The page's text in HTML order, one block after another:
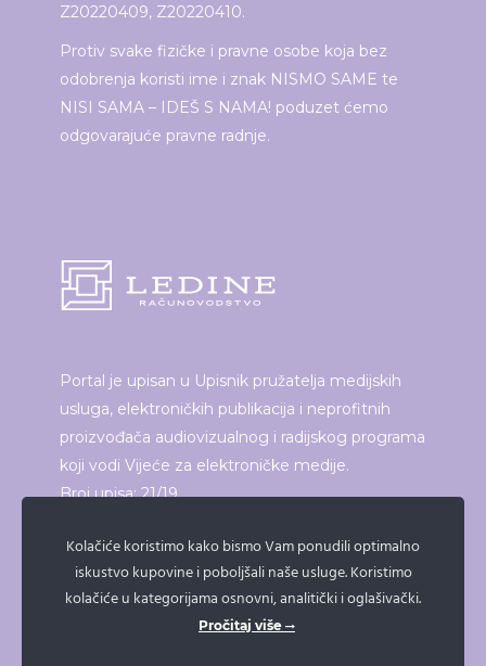
Z20220409, Z20220410.
Protiv svake fizičke i pravne osobe koja bez
odobrenja koristi ime i znak NISMO SAME te
NISI SAMA – IDEŠ S NAMA! poduzet ćemo
odgovarajuće pravne radnje.
Portal je upisan u Upisnik pružatelja medijskih
usluga, elektroničkih publikacija i neprofitnih
proizvođača audiovizualnog i radijskog programa
koji vodi Vijeće za elektroničke medije.
Broj upisa: 21/19
ISPRINTAJ ČLANAK
Kolačiće koristimo kako bismo Vam ponudili optimalno
iskustvo kupovine i poboljšali naše usluge. Koristimo
kolačiće u kategorijama osnovni, analitički i oglašivački.
Pročitaj više